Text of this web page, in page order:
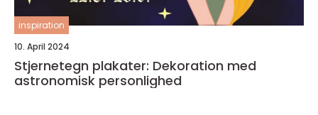
inspiration
10. April 2024
Stjernetegn plakater: Dekoration med
astronomisk personlighed